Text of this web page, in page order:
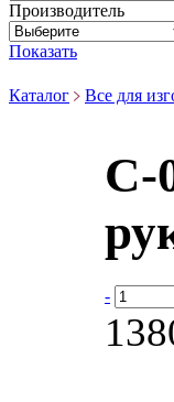
Производитель
Показать
Каталог Все для
C-
-